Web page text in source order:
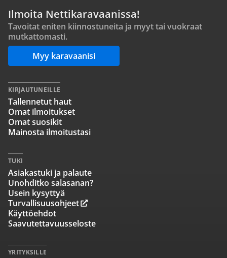
Ilmoita Nettikaravaanissa!
Tavoitat eniten kiinnostuneita ja myyt tai vuokraat
mutkattomasti.
Myy karavaanisi
KIRJAUTUNEILLE
Tallennetut haut
Omat ilmoitukset
Omat suosikit
Mainosta ilmoitustasi
TUKI
Asiakastuki ja palaute
Unohditko salasanan?
Usein kysyttyä
Turvallisuusohjeet
Käyttöehdot
Saavutettavuusseloste
YRITYKSILLE